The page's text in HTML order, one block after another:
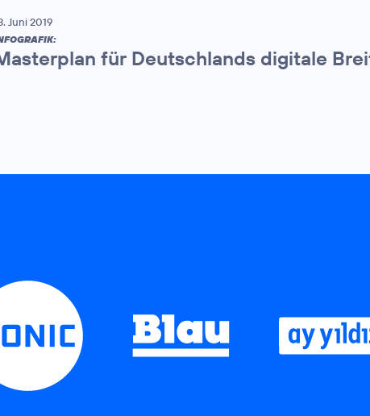
Juni 2019
für Deutschlands digitale